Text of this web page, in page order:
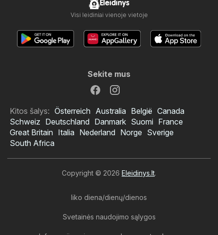
Eleidinys
Visi leidiniai vienoje vietoje
Sekite mus
Kitos šalys: Österreich Australia België Canada
Schweiz Deutschland Danmark Suomi France
Great Britain Italia Nederland Norge Sverige
South Africa
Copyright © 2026 Eleidinys.lt.
liko diena/dienų/dienos
Svetainės naudojimo sąlygos